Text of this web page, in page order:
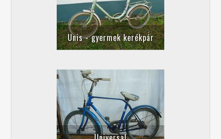
Unis - gyermek kerékpár